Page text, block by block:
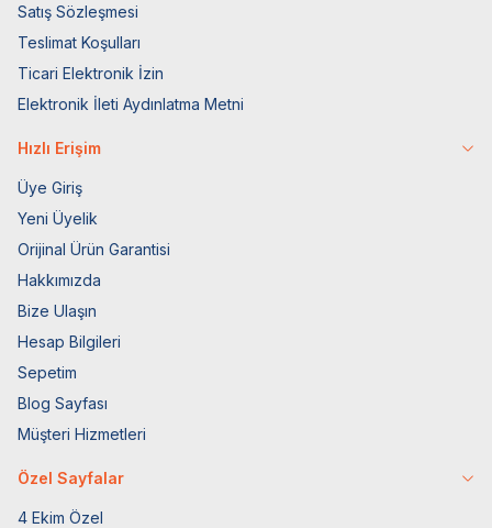
Satış Sözleşmesi
Teslimat Koşulları
Ticari Elektronik İzin
Elektronik İleti Aydınlatma Metni
Hızlı Erişim
Üye Giriş
Yeni Üyelik
Orijinal Ürün Garantisi
Hakkımızda
Bize Ulaşın
Hesap Bilgileri
Sepetim
Blog Sayfası
Müşteri Hizmetleri
Özel Sayfalar
4 Ekim Özel